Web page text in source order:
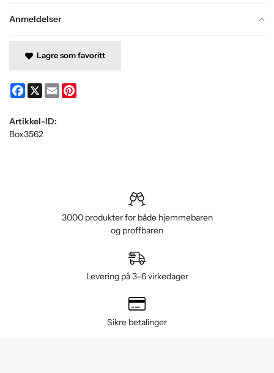
Anmeldelser
Lagre som favoritt
Facebook
X Email
Artikkel-ID:
Box3562
3000 produkter for både hjemmebaren
og proffbaren
Levering på 3–6 virkedager
Sikre betalinger